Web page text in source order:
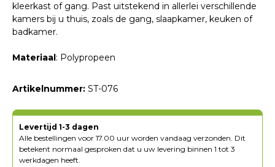
kleerkast of gang. Past uitstekend in allerlei verschillende
kamers bij u thuis, zoals de gang, slaapkamer, keuken of
badkamer.
Materiaal: Polypropeen
Artikelnummer: ST-076
Levertijd 1-3 dagen
Alle bestellingen voor 17.00 uur worden vandaag verzonden. Dit
betekent normaal gesproken dat u uw levering binnen 1 tot 3
werkdagen heeft.